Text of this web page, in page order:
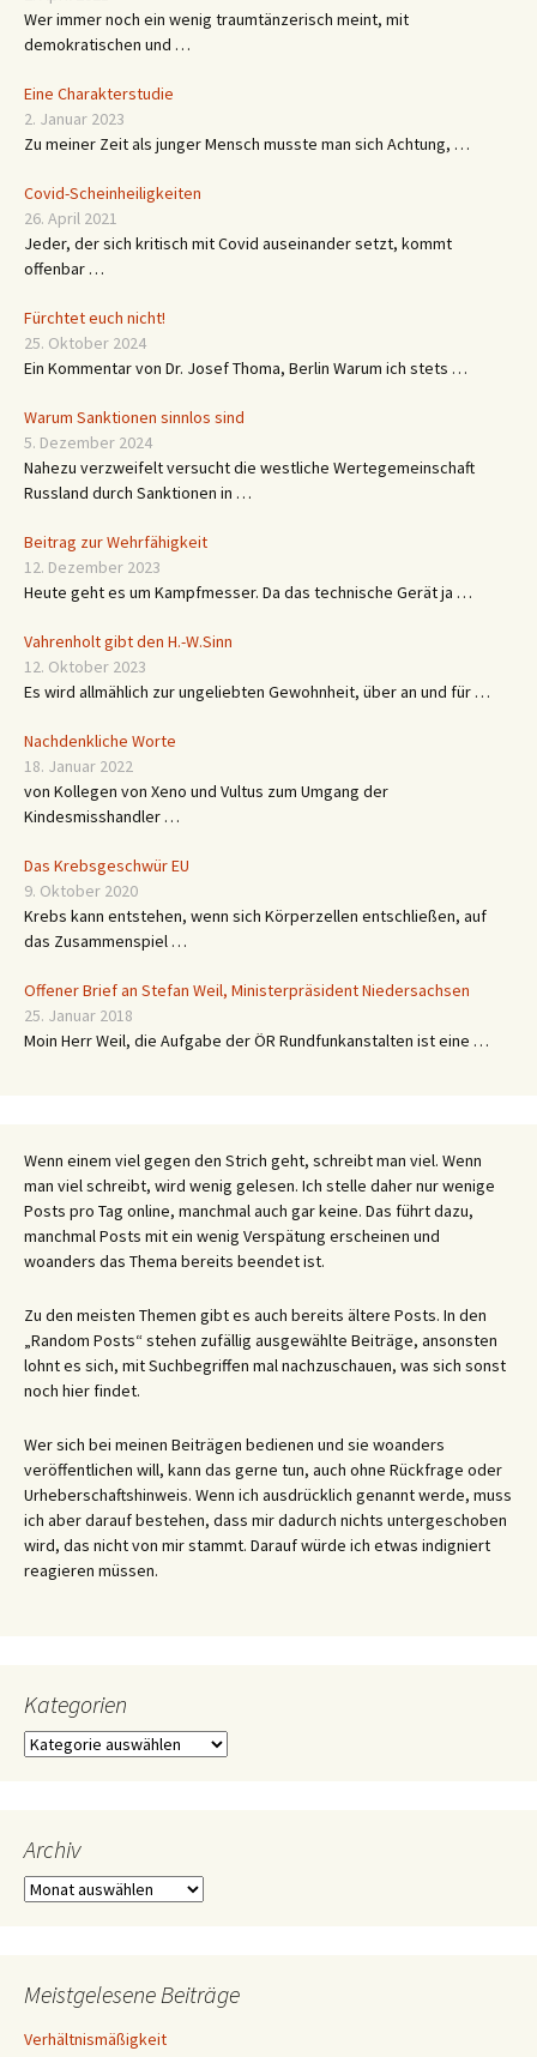
Wer immer noch ein wenig traumtänzerisch meint, mit
demokratischen und …
Eine Charakterstudie
2. Januar 2023
Zu meiner Zeit als junger Mensch musste man sich Achtung, …
Covid-Scheinheiligkeiten
26. April 2021
Jeder, der sich kritisch mit Covid auseinander setzt, kommt
offenbar …
Fürchtet euch nicht!
25. Oktober 2024
Ein Kommentar von Dr. Josef Thoma, Berlin Warum ich stets …
Warum Sanktionen sinnlos sind
5. Dezember 2024
Nahezu verzweifelt versucht die westliche Wertegemeinschaft
Russland durch Sanktionen in …
Beitrag zur Wehrfähigkeit
12. Dezember 2023
Heute geht es um Kampfmesser. Da das technische Gerät ja …
Vahrenholt gibt den H.-W.Sinn
12. Oktober 2023
Es wird allmählich zur ungeliebten Gewohnheit, über an und für …
Nachdenkliche Worte
18. Januar 2022
von Kollegen von Xeno und Vultus zum Umgang der
Kindesmisshandler …
Das Krebsgeschwür EU
9. Oktober 2020
Krebs kann entstehen, wenn sich Körperzellen entschließen, auf
das Zusammenspiel …
Offener Brief an Stefan Weil, Ministerpräsident Niedersachsen
25. Januar 2018
Moin Herr Weil, die Aufgabe der ÖR Rundfunkanstalten ist eine …
Wenn einem viel gegen den Strich geht, schreibt man viel. Wenn
man viel schreibt, wird wenig gelesen. Ich stelle daher nur wenige
Posts pro Tag online, manchmal auch gar keine. Das führt dazu,
manchmal Posts mit ein wenig Verspätung erscheinen und
woanders das Thema bereits beendet ist.
Zu den meisten Themen gibt es auch bereits ältere Posts. In den
„Random Posts“ stehen zufällig ausgewählte Beiträge, ansonsten
lohnt es sich, mit Suchbegriffen mal nachzuschauen, was sich sonst
noch hier findet.
Wer sich bei meinen Beiträgen bedienen und sie woanders
veröffentlichen will, kann das gerne tun, auch ohne Rückfrage oder
Urheberschaftshinweis. Wenn ich ausdrücklich genannt werde, muss
ich aber darauf bestehen, dass mir dadurch nichts untergeschoben
wird, das nicht von mir stammt. Darauf würde ich etwas indigniert
reagieren müssen.
Kategorien
Kategorien
Archiv
Archiv
Meistgelesene Beiträge
Verhältnismäßigkeit